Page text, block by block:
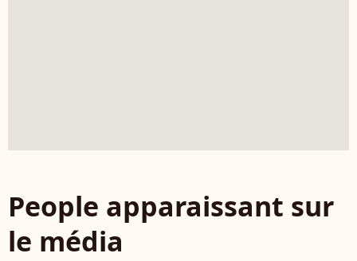
People apparaissant sur
le média